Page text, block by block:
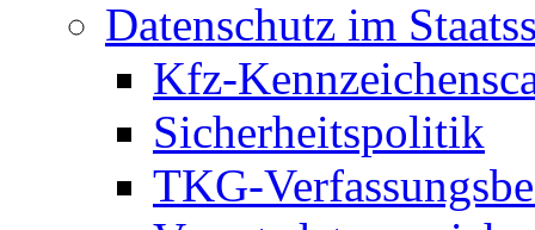
Datenschutz im
Kfz-
Sicherheitspolitik
TKG-